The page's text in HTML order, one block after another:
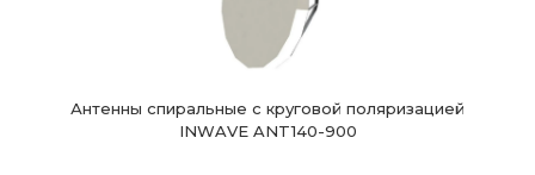
Антенны спиральные с круговой поляризацией
INWAVE ANT140-900